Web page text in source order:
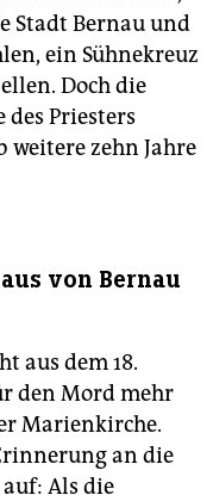
Stadt Bernau und
ein Sühnekreuz
Doch die
Priesters
zehn Jahre
von Bernau
aus dem 18.
den Mord mehr
Marienkirche.
an die
Als die